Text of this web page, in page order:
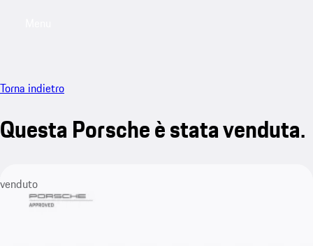
Torna indietro
Questa Porsche è stata venduta.
venduto